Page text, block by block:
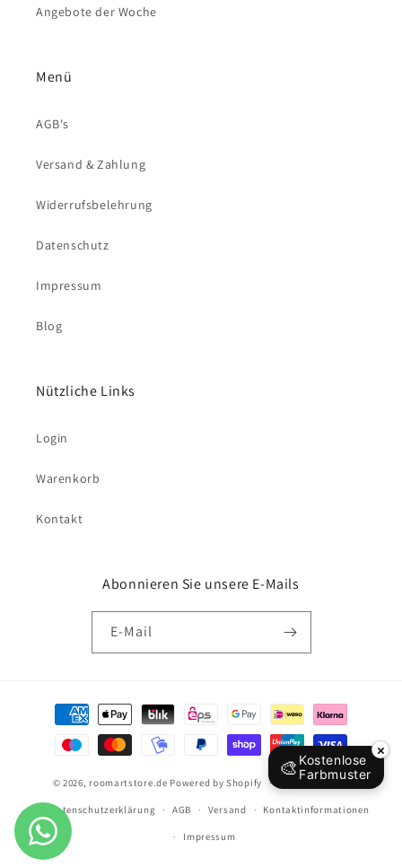
Angebote der Woche
Menü
AGB's
Versand & Zahlung
Widerrufsbelehrung
Datenschutz
Impressum
Blog
Nützliche Links
Login
Warenkorb
Kontakt
Abonnieren Sie unsere E-Mails
E-Mail
Zahlungsmethoden
© 2026, roomartstore.de Powered by Shopify Widerrufsrecht
Datenschutzerklärung AGB Versand Kontaktinformationen
Impressum
🎨 Kostenlose
Farbmuster
×